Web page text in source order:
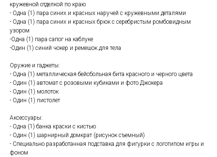
кружевной отделкой по краю
- Одна (1) пара синих и красных наручей с кружевными деталями
- Одна (1) пара синих и красных брюк с серебристым ромбовидным
узором
-Одна (1) пара сапог на каблуке
-Один (1) синий чокер и ремешок для тела
Оружие и гаджеты:
- Одна (1) металлическая бейсбольная бита красного и черного цвета
- Один (1) автомат с розовыми кубиками и фото Джокера
- Один (1) молоток
- Один (1) пистолет
Аксессуары:
- Одна (1) банка краски с кистью
- Один (1) шарнирный домкрат (рисунок съемный)
- Специально разработанная подставка для фигурки с логотипом игры и
фоном